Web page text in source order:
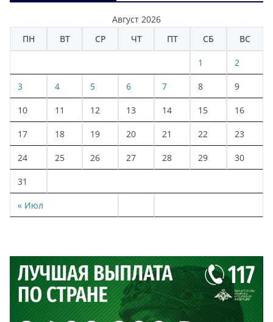
Август 2026
ПН
ВТ СР ЧТ ПТ СБ ВС
« Июл
1 2
3 4 5 6 7 8 9
10 11 12 13 14 15 16
17 18 19 20 21 22 23
24 25 26 27 28 29 30
31